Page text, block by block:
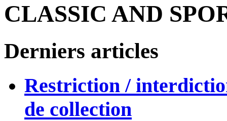
CLASSIC AND
Derniers articles
Restriction /
de collection